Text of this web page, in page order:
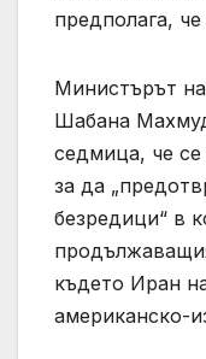
предполага,
Министърът
Шабана
седмица, че се
за да
безредици“ в
където Иран
американско-